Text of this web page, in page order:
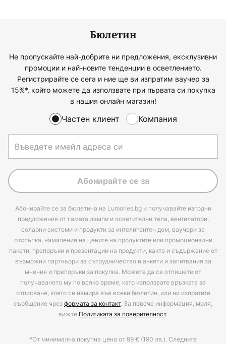
Бюлетин
Не пропускайте най-добрите ни предложения, ексклузивни
промоции и най-новите тенденции в осветлението.
Регистрирайте се сега и ние ще ви изпратим ваучер за
15%*, който можете да използвате при първата си покупка
в нашия онлайн магазин!
Частен клиент Компания
Абонирайте се за
Абонирайте се за бюлетина на Lumories.bg и получавайте изгодни
предложения от гамата лампи и осветителни тела, вентилатори,
соларни системи и продукти за интелигентен дом, ваучери за
отстъпка, намаления на цените на продуктите или промоционални
пакети, препоръки и презентации на продукти, както и съдържание от
възможни партньори за сътрудничество и анкети и запитвания за
мнения и препоръки за покупка. Можете да се отпишете от
получаването му по всяко време, като използвате връзката за
отписване, която се намира във всеки бюлетин, или ни изпратите
съобщение чрезформата за контакт. За повече информация, моля,
вижте Политиката за поверителност.
*От минимална покупна цена от 99 € (190 лв.). Следните